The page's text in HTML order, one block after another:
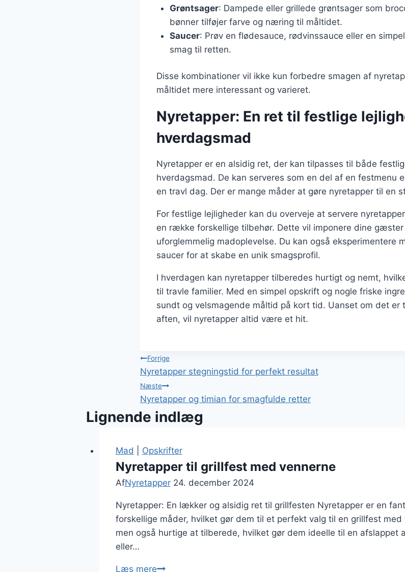
Grøntsager: Dampede eller grillede grøntsager som
bønner tilføjer farve og næring til måltidet.
Saucer: Prøv en flødesauce, rødvinssauce eller en
smag til retten.
Disse kombinationer vil ikke kun forbedre smagen af
måltidet mere interessant og varieret.
Nyretapper: En ret til festlige
hverdagsmad
Nyretapper er en alsidig ret, der kan tilpasses til både
hverdagsmad. De kan serveres som en del af en festmenu
en travl dag. Der er mange måder at gøre nyretapper til en
For festlige lejligheder kan du overveje at servere
en række forskellige tilbehør. Dette vil imponere dine gæster
uforglemmelig madoplevelse. Du kan også eksperimentere
saucer for at skabe en unik smagsprofil.
I hverdagen kan nyretapper tilberedes hurtigt og nemt,
til travle familier. Med en simpel opskrift og nogle friske
sundt og velsmagende måltid på kort tid. Uanset om det er
aften, vil nyretapper altid være et hit.
Indlægsnavigation
Forrige
Nyretapper stegningstid for perfekt resultat
Næste
Nyretapper og timian for smagfulde retter
Lignende indlæg
Mad Opskrifter
Nyretapper til grillfest med vennerne
AfNyretapper 24. december 2024
Nyretapper: En lækker og alsidig ret til grillfesten Nyretapper er en
forskellige måder, hvilket gør dem til et perfekt valg til en grillfest
men også hurtige at tilberede, hvilket gør dem ideelle til en afslappet
eller…
Læs mereNyretapper